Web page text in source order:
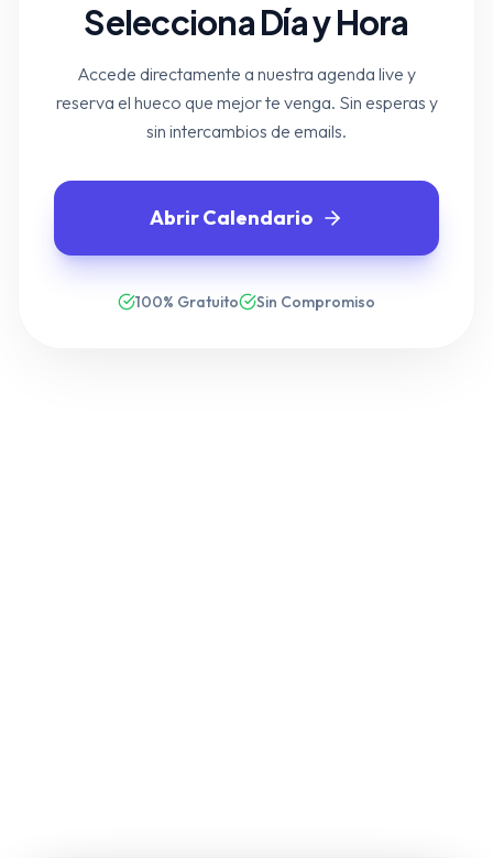
Selecciona Día y Hora
Accede directamente a nuestra agenda live y
reserva el hueco que mejor te venga. Sin esperas y
sin intercambios de emails.
Abrir Calendario
100% Gratuito Sin Compromiso